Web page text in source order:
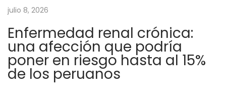
o
i
m
a
n
julio 8, 2026
Enfermedad renal crónica:
una afección que podría
poner en riesgo hasta al 15%
de los peruanos